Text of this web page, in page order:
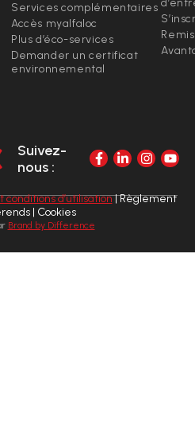
Services complémentaires
Accès myalfaloc
Plus d’éco-services
Demander un certificat
environnemental
Suivez-
nous :
d’utilisation| Règlement
| Cookies
Brand by Difference